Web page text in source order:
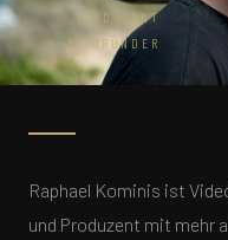
PRODUZENT
MITGRÜNDER
Raphael Kominis ist
und Produzent mit mehr